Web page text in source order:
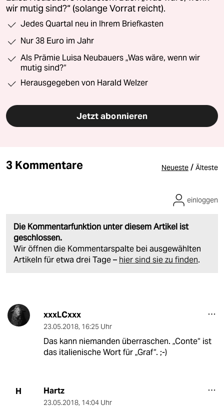
wir mutig sind?“ (solange Vorrat reicht).
Jedes Quartal neu in Ihrem Briefkasten
Nur 38 Euro im Jahr
Als Prämie Luisa Neubauers „Was wäre, wenn wir
mutig sind?“
Herausgegeben von Harald Welzer
Jetzt abonnieren
3 Kommentare Neueste / Älteste
Die Kommentarfunktion unter diesem Artikel ist
geschlossen.
Wir öffnen die Kommentarspalte bei ausgewählten
Artikeln für etwa drei Tage – hier sind sie zu finden.
einloggen
xxxLCxxx
23.05.2018, 16:25 Uhr
Das kann niemanden überraschen. „Conte“ ist
das italienische Wort für „Graf“. ;-)
H Hartz
23.05.2018, 14:04 Uhr